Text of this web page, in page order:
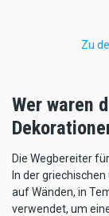
Zu
Wer waren
Die Wegbereiter
In der
auf Wänden, in
verwendet, um